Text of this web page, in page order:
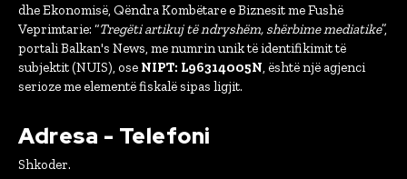
dhe Ekonomisë, Qëndra Kombëtare e Biznesit me Fushë
Veprimtarie: “Tregëti artikuj të ndryshëm, shërbime mediatike”,
portali Balkan's News, me numrin unik të identifikimit të
subjektit (NUIS), ose NIPT: L96314005N, është një agjenci
serioze me elementë fiskalë sipas ligjit.
Adresa - Telefoni
Shkoder.